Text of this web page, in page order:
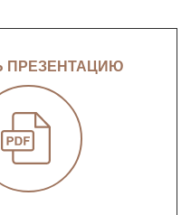
ПРЕЗЕНТАЦИЮ